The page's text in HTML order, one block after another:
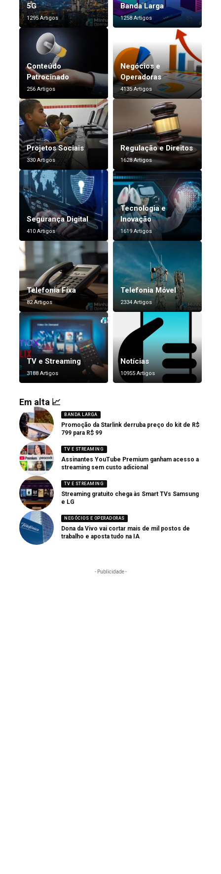
5G
1295 Artigos
Banda Larga
1258 Artigos
Conteúdo
Patrocinado
256 Artigos
Negócios e
Operadoras
4135 Artigos
Projetos Sociais
330 Artigos
Regulação e Direitos
1628 Artigos
Segurança Digital
410 Artigos
Tecnologia e
Inovação
1619 Artigos
Telefonia Fixa
82 Artigos
Telefonia Móvel
2334 Artigos
TV e Streaming
3188 Artigos
Notícias
10955 Artigos
Em alta 📈
BANDA LARGA
Promoção da Starlink derruba preço do kit de R$
799 para R$ 99
TV E STREAMING
Assinantes YouTube Premium ganham acesso a
streaming sem custo adicional
TV E STREAMING
Streaming gratuito chega às Smart TVs Samsung
e LG
NEGÓCIOS E OPERADORAS
Dona da Vivo vai cortar mais de mil postos de
trabalho e aposta tudo na IA
- Publicidade -